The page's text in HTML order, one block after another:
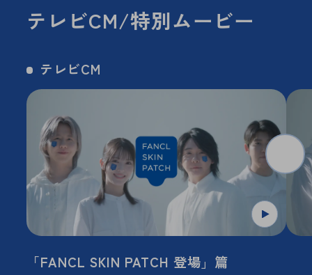
テ レ ビCM/特別ムー ビー
テレビCM
「FANCL SKIN PATCH 登場」篇